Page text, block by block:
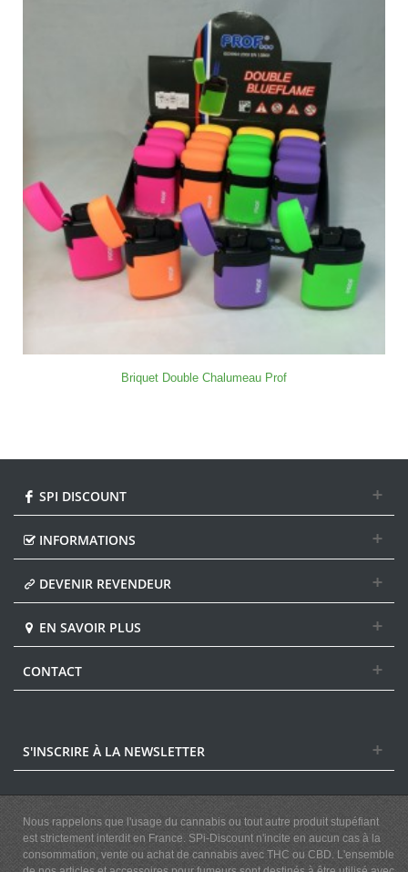
Briquet Double Chalumeau Prof
SPI DISCOUNT
INFORMATIONS
DEVENIR REVENDEUR
EN SAVOIR PLUS
CONTACT
S'INSCRIRE À LA NEWSLETTER
Nous rappelons que l'usage du cannabis ou tout autre produit stupéfiant
est strictement interdit en France. SPi-Discount n'incite en aucun cas à la
consommation, vente ou achat de cannabis avec THC ou CBD. L'ensemble